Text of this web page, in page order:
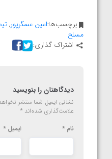
برچسب‌ها:امین عسگرپور,
مسلح
اشتراک گذاری:
دیدگاهتان را بنویسید
نشانی ایمیل شما منتشر
علامت‌گذاری شده‌اند *
نام * ایمیل *